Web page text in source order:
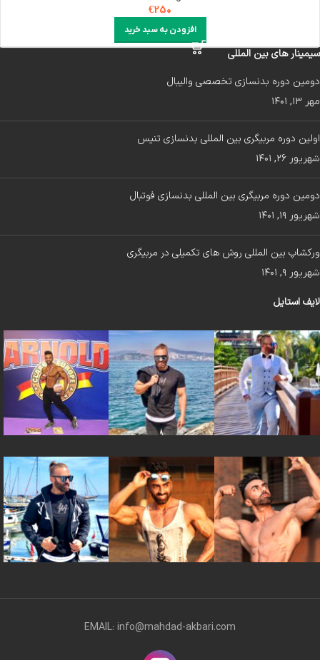
€250
افزودن به سبد خرید
سیمینار های بین المللی
دومین دوره بدنسازی تخصصی والیبال
مهر ۱۳, ۱۴۰۱
اولین دوره مربیگری بین المللی بدنسازی تنیس
شهریور ۲۶, ۱۴۰۱
دومین دوره مربیگری بین المللی بدنسازی فوتبال
شهریور ۱۹, ۱۴۰۱
ورکشاپ بین المللی روش های تکمیلی در مربیگری
شهریور ۹, ۱۴۰۱
لایف استایل
EMAIL: info@mahdad-akbari.com